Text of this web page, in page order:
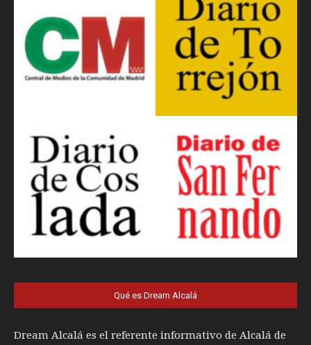
Qué es Dream Alcalá
Dream Alcalá es el referente informativo de Alcalá de